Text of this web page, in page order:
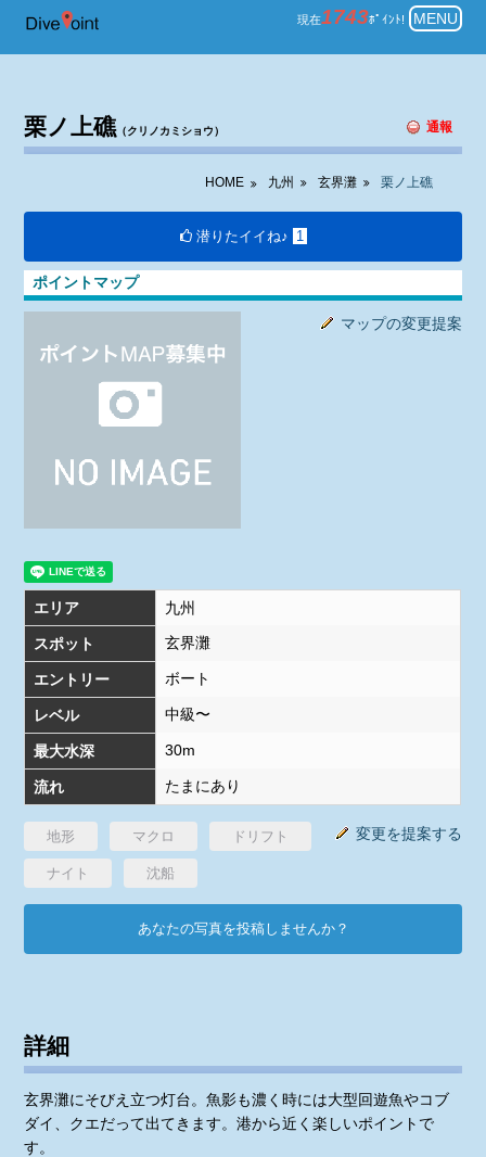
九州 玄界灘 ダイビング 栗ノ上
現在1743ﾎﾟｲﾝﾄ! MENU
栗ノ上礁（クリノカミショウ） 通報
HOME 九州 玄界灘 栗ノ上礁
潜りたイイね♪ 1
ポイントマップ
マップの変更提案
エリア 九州
スポット 玄界灘
エントリー ボート
レベル 中級〜
最大水深 30m
流れ たまにあり
変更を提案する
地形 マクロ ドリフト
ナイト 沈船
あなたの写真を投稿しませんか？
詳細
玄界灘にそびえ立つ灯台。魚影も濃く時には大型回遊魚やコブ
ダイ、クエだって出てきます。港から近く楽しいポイントで
す。